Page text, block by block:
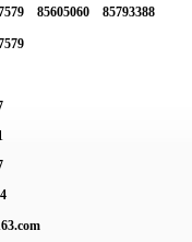
85605060 85793388